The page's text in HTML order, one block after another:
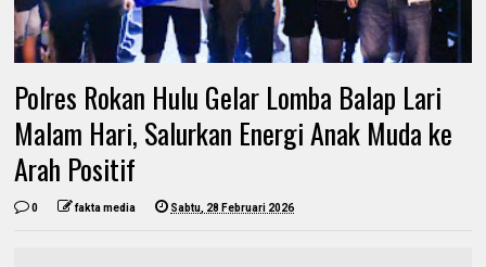
Polres Rokan Hulu Gelar Lomba Balap Lari
Malam Hari, Salurkan Energi Anak Muda ke
Arah Positif
0 fakta media Sabtu, 28 Februari 2026